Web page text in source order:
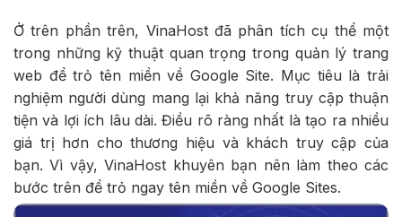
Ở trên phần trên, VinaHost đã phân tích cụ thể một
trong những kỹ thuật quan trọng trong quản lý trang
web để trỏ tên miền về Google Site. Mục tiêu là trải
nghiệm người dùng mang lại khả năng truy cập thuận
tiện và lợi ích lâu dài. Điều rõ ràng nhất là tạo ra nhiều
giá trị hơn cho thương hiệu và khách truy cập của
bạn. Vì vậy, VinaHost khuyên bạn nên làm theo các
bước trên để trỏ ngay tên miền về Google Sites.